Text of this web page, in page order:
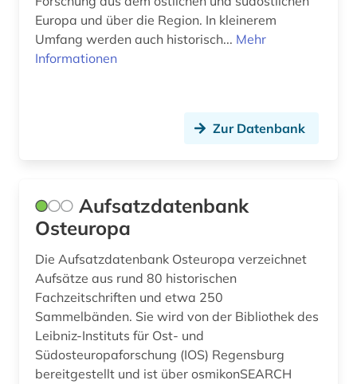
kino (1)
kirchenslawisch (2)
korolenko (1)
korpus (3)
korpus (1)
krleza (3)
kroatien (14)
Europa und über die Region. In kleinerem
Umfang werden auch historisch... Mehr
Informationen
Zur Datenbank
Aufsatzdatenbank
Osteuropa
Die Aufsatzdatenbank Osteuropa verzeichnet
Aufsätze aus rund 80 historischen
Fachzeitschriften und etwa 250
Sammelbänden. Sie wird von der Bibliothek des
Leibniz-Instituts für Ost- und
Südosteuropaforschung (IOS) Regensburg
bereitgestellt und ist über osmikonSEARCH